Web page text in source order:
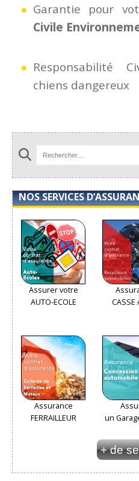
Garantie pour
Civile
Responsabilité
chiens dangereux
NOS SERVICES
Assurer votre
AUTO-ECOLE
CASSE
Assurance
FERRAILLEUR
un
+ de